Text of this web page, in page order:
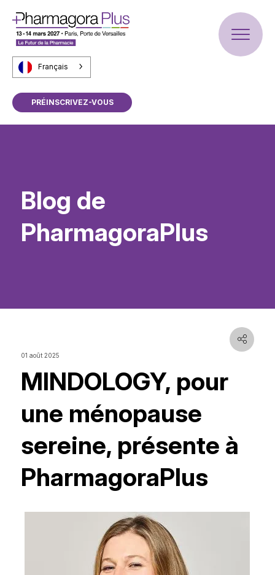
Français
PRÉINSCRIVEZ-VOUS
Blog de
PharmagoraPlus
01 août 2025
MINDOLOGY, pour
une ménopause
sereine, présente à
PharmagoraPlus